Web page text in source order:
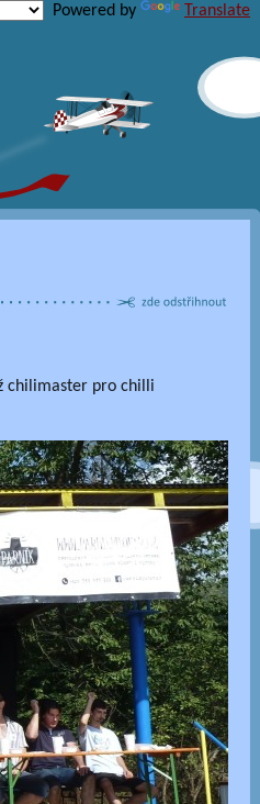
Powered by Translate
chilimaster pro chilli